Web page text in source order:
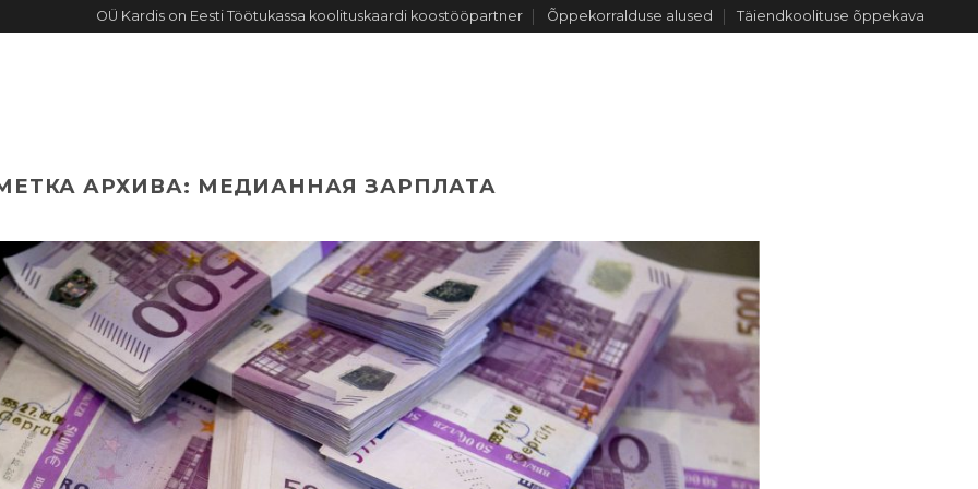
OÜ Kardis on Eesti Töötukassa koolituskaardi koostööpartner Õppekorralduse alused Täiendkoolituse õppekava
АРХИВА: МЕДИАННАЯ ЗАРПЛАТА